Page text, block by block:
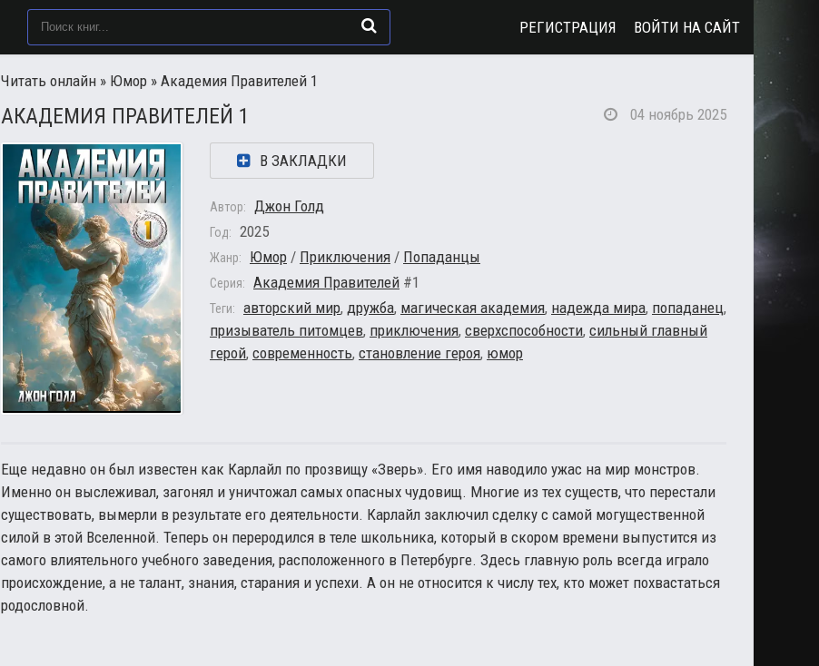
Читать онлайн » Юмор » Академия Правителей 1
АКАДЕМИЯ ПРАВИТЕЛЕЙ 1 04 ноябрь 2025
В ЗАКЛАДКИ
Автор: Джон Голд
Год: 2025
Жанр: Юмор / Приключения / Попаданцы
Серия: Академия Правителей #1
Теги: авторский мир, дружба, магическая академия, надежда мира, попаданец,
призыватель питомцев, приключения, сверхспособности, сильный главный
герой, современность, становление героя, юмор
Еще недавно он был известен как Карлайл по прозвищу «Зверь». Его имя наводило ужас на мир монстров.
Именно он выслеживал, загонял и уничтожал самых опасных чудовищ. Многие из тех существ, что перестали
существовать, вымерли в результате его деятельности. Карлайл заключил сделку с самой могущественной
силой в этой Вселенной. Теперь он переродился в теле школьника, который в скором времени выпустится из
самого влиятельного учебного заведения, расположенного в Петербурге. Здесь главную роль всегда играло
происхождение, а не талант, знания, старания и успехи. А он не относится к числу тех, кто может похвастаться
родословной.
РЕГИСТРАЦИЯ ВОЙТИ НА САЙТ